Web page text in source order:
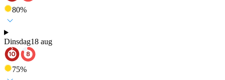
80%
Dinsdag18 aug
75%